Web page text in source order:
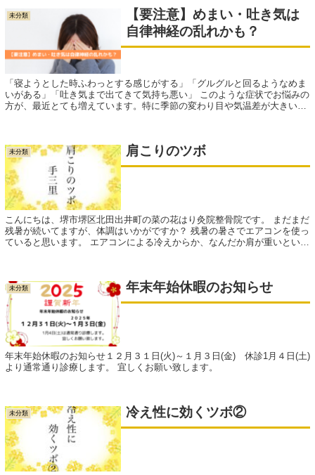
未分類
【要注意】めまい・吐き気は
自律神経の乱れかも？
「寝ようとした時ふわっとする感じがする」「グルグルと回るようなめま
いがある」「吐き気まで出てきて気持ち悪い」 このような症状でお悩みの
方が、最近とても増えています。特に季節の変わり目や気温差が大きい時
未分類 肩こりのツボ
こんにちは、堺市堺区北田出井町の菜の花はり灸院整骨院です。 まだまだ
残暑が続いてますが、体調はいかがですか？ 残暑の暑さでエアコンを使っ
ていると思います。 エアコンによる冷えからか、なんだか肩が重いという
未分類 年末年始休暇のお知らせ
年末年始休暇のお知らせ１２月３１日(火)～１月３日(金) 休診1月４日(土)
より通常通り診療します。 宜しくお願い致します。
未分類 冷え性に効くツボ②